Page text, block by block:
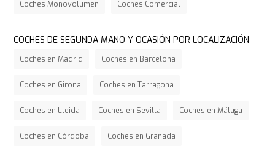
Coches Monovolumen Coches Comercial
COCHES DE SEGUNDA MANO Y OCASIÓN POR LOCALIZACIÓN
Coches en Madrid Coches en Barcelona
Coches en Girona Coches en Tarragona
Coches en Lleida Coches en Sevilla Coches en Málaga
Coches en Córdoba Coches en Granada